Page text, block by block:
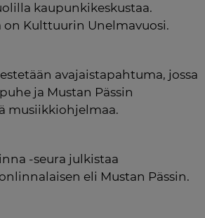
kaupunkikeskustaa.
on Kulttuurin Unelmavuosi.
avajaistapahtuma, jossa
ja Mustan Pässin
musiikkiohjelmaa.
-seura julkistaa
eli Mustan Pässin.